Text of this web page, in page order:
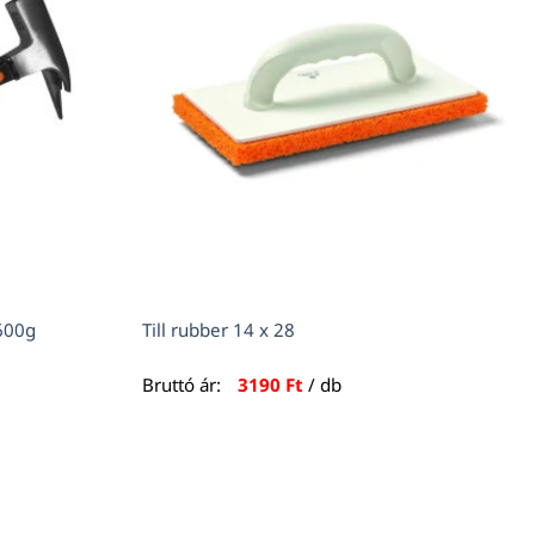
Till rubber 14 x 28
Bruttó ár: 3190 Ft / db